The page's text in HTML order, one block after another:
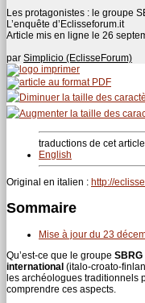
Les protagonistes : le groupe
L’enquête d’Eclisseforum.it
Article mis en ligne le 26
par Simplicio (EclisseForum)
traductions de cet
English
Original en italien : http://
Sommaire
Mise à jour du 23
Qu’est-ce que le groupe SBRG
international (italo-croato-
les archéologues traditionnels
comprendre ces aspects.